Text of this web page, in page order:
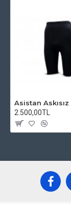
2.500,00TL